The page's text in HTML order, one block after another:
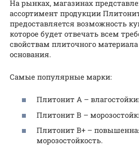
На рынках, магазинах
ассортимент продукции
предоставляется возможность
которое будет отвечать всем
свойствам плиточного материала
основания.
Самые популярные марки:
Плитонит A –
Плитонит B –
Плитонит В+ –
морозостойкость.